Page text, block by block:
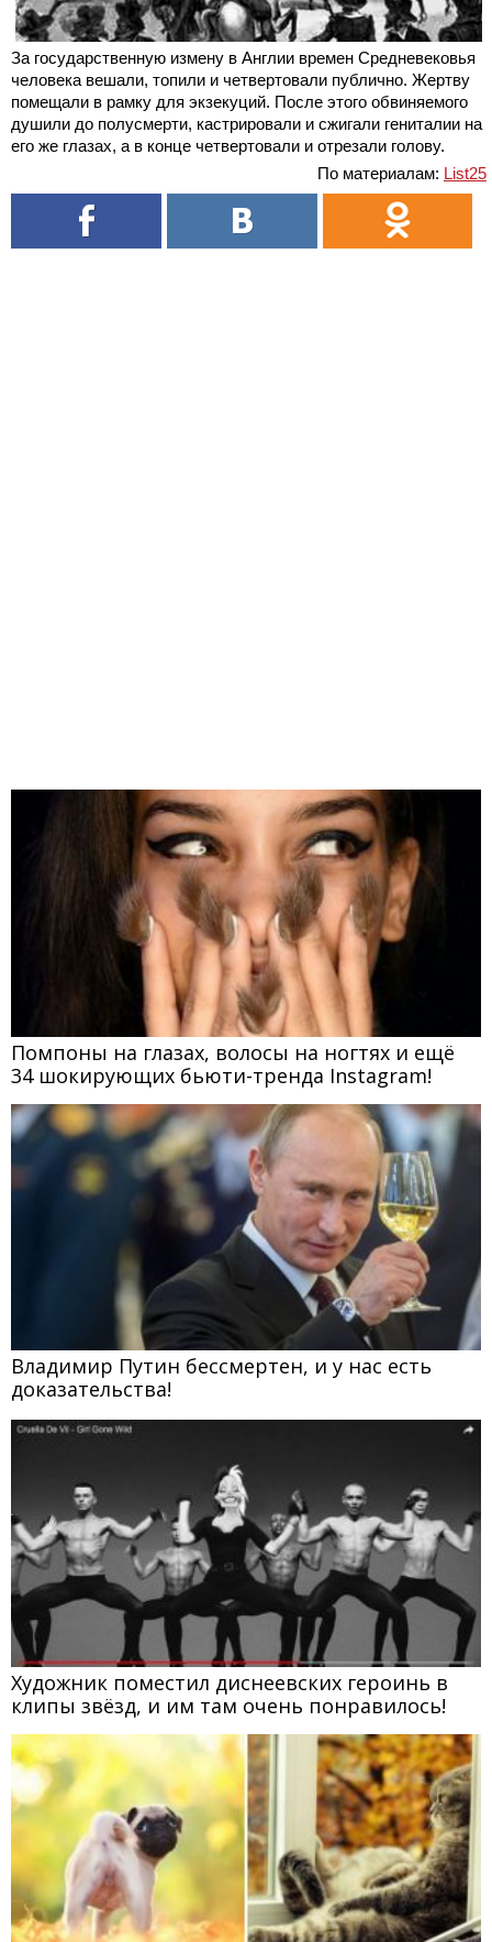
За государственную измену в Англии времен Средневековья
человека вешали, топили и четвертовали публично. Жертву
помещали в рамку для экзекуций. После этого обвиняемого
душили до полусмерти, кастрировали и сжигали гениталии на
его же глазах, а в конце четвертовали и отрезали голову.
По материалам: List25
Помпоны на глазах, волосы на ногтях и ещё
34 шокирующих бьюти-тренда Instagram!
Владимир Путин бессмертен, и у нас есть
доказательства!
Художник поместил диснеевских героинь в
клипы звёзд, и им там очень понравилось!